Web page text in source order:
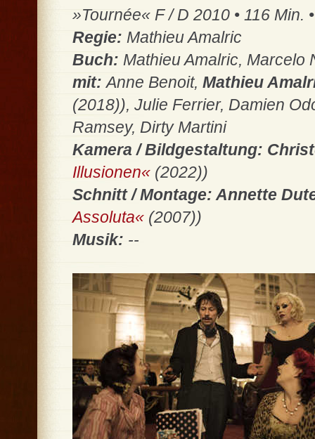
»Tournée« F / D 2010 • 116 Min.
Regie: Mathieu Amalric
Buch: Mathieu Amalric, Marcelo
mit:Anne Benoit, Mathieu
(2018)), Julie Ferrier, Damien
Ramsey, Dirty Martini
Kamera / Bildgestaltung:
Illusionen« (2022))
Schnitt / Montage: Annette
Assoluta« (2007))
Musik: --